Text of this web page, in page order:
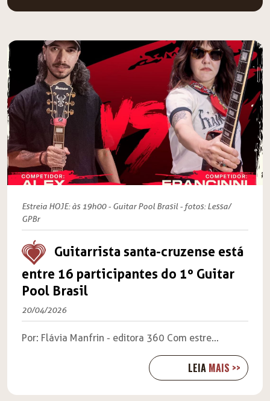
Estreia HOJE: às 19h00 - Guitar Pool Brasil - fotos: Lessa/
GPBr
Guitarrista santa-cruzense está
entre 16 participantes do 1º Guitar
Pool Brasil
20/04/2026
Por: Flávia Manfrin - editora 360 Com estre...
LEIA MAIS >>